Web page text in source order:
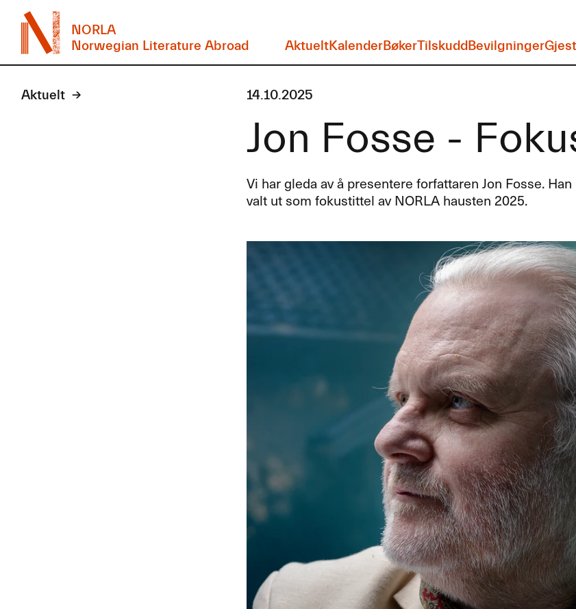
NORLA
Norwegian Literature Abroad
AktueltKalenderBøkerTilskuddBevilgninger
Aktuelt 14.10.2025
Jon Fosse -
Vi har gleda av å presentere forfattaren Jon Fosse.
valt ut som fokustittel avNORLAhausten 2025.